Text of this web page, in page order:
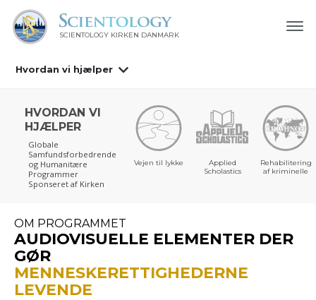
SCIENTOLOGY KIRKEN DANMARK
Hvordan vi hjælper
HVORDAN VI
HJÆLPER
Globale
Samfundsforbedrende
og Humanitære
Programmer
Sponseret af Kirken
Vejen til lykke
Applied
Scholastics
Rehabilitering
af kriminelle
OM PROGRAMMET
AUDIOVISUELLE ELEMENTER DER
GØR
MENNESKERETTIGHEDERNE
LEVENDE